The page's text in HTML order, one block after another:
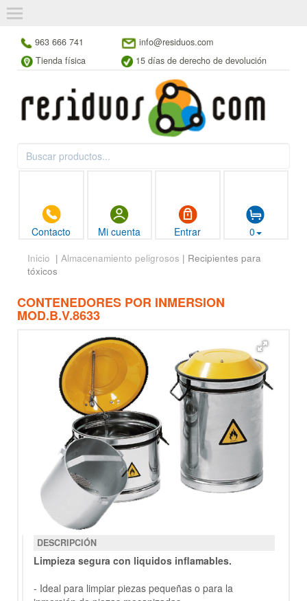
963 666 741
info@residuos.com
Tienda física
15 días de derecho de devolución
Contacto Mi cuenta Entrar 0
Inicio | Almacenamiento peligrosos | Recipientes para
tóxicos
CONTENEDORES POR INMERSION
MOD.B.V.8633
DESCRIPCIÓN
Limpieza segura con li­quidos inflamables.
- Ideal para limpiar piezas pequeñas o para la